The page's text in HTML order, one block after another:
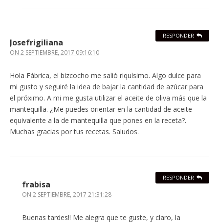
Josefrigiliana
ON 2 SEPTIEMBRE, 2017 09:16:10
Hola Fábrica, el bizcocho me salió riquísimo. Algo dulce para
mi gusto y seguiré la idea de bajar la cantidad de azúcar para
el próximo. A mi me gusta utilizar el aceite de oliva más que la
mantequilla. ¿Me puedes orientar en la cantidad de aceite
equivalente a la de mantequilla que pones en la receta?.
Muchas gracias por tus recetas. Saludos.
RESPONDER
frabisa
ON 2 SEPTIEMBRE, 2017 21:31:28
Buenas tardes!! Me alegra que te guste, y claro, la
RESPONDER